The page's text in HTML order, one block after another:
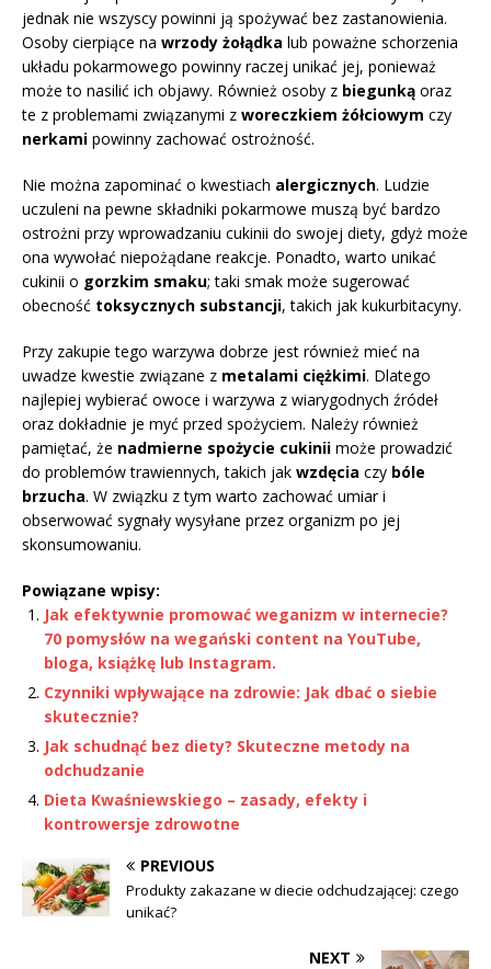
jednak nie wszyscy powinni ją spożywać bez zastanowienia.
Osoby cierpiące na wrzody żołądka lub poważne schorzenia
układu pokarmowego powinny raczej unikać jej, ponieważ
może to nasilić ich objawy. Również osoby z biegunką oraz
te z problemami związanymi z woreczkiem żółciowym czy
nerkami powinny zachować ostrożność.
Nie można zapominać o kwestiach alergicznych. Ludzie
uczuleni na pewne składniki pokarmowe muszą być bardzo
ostrożni przy wprowadzaniu cukinii do swojej diety, gdyż może
ona wywołać niepożądane reakcje. Ponadto, warto unikać
cukinii o gorzkim smaku; taki smak może sugerować
obecność toksycznych substancji, takich jak kukurbitacyny.
Przy zakupie tego warzywa dobrze jest również mieć na
uwadze kwestie związane z metalami ciężkimi. Dlatego
najlepiej wybierać owoce i warzywa z wiarygodnych źródeł
oraz dokładnie je myć przed spożyciem. Należy również
pamiętać, że nadmierne spożycie cukinii może prowadzić
do problemów trawiennych, takich jak wzdęcia czy bóle
brzucha. W związku z tym warto zachować umiar i
obserwować sygnały wysyłane przez organizm po jej
skonsumowaniu.
Powiązane wpisy:
Jak efektywnie promować weganizm w internecie?
70 pomysłów na wegański content na YouTube,
bloga, książkę lub Instagram.
Czynniki wpływające na zdrowie: Jak dbać o siebie
skutecznie?
Jak schudnąć bez diety? Skuteczne metody na
odchudzanie
Dieta Kwaśniewskiego – zasady, efekty i
kontrowersje zdrowotne
PREVIOUS
Produkty zakazane w diecie odchudzającej: czego
unikać?
NEXT